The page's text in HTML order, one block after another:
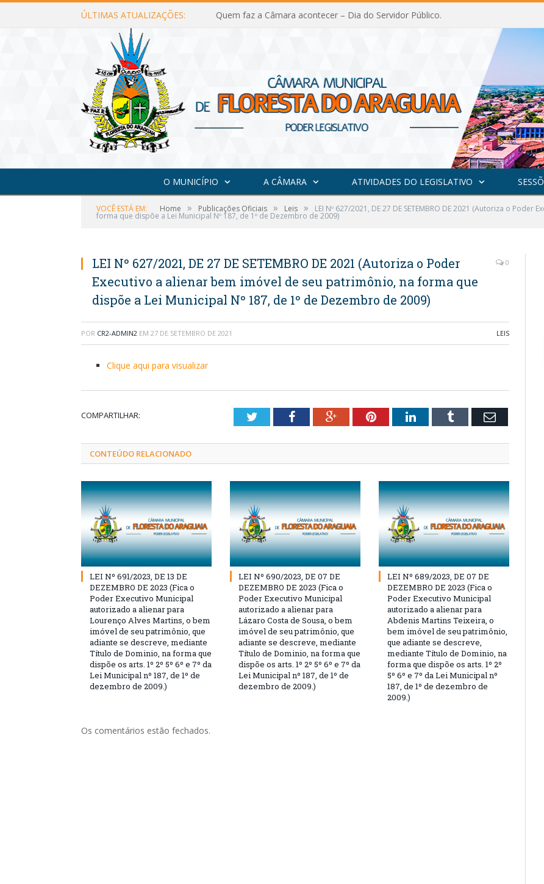
ÚLTIMAS ATUALIZAÇÕES: Quem faz a Câmara acontecer – Dia do Servidor Público.
O MUNICÍPIO A CÂMARA ATIVIDADES DO LEGISLATIVO
VOCÊ ESTÁ EM: Home » Publicações Oficiais » Leis » LEI Nº 627/2021, DE 27 DE SETEMBRO DE 2021 (Autoriza o
forma que dispõe a Lei Municipal Nº 187, de 1º de Dezembro de 2009)
LEI Nº 627/2021, DE 27 DE SETEMBRO DE 2021 (Autoriza o Poder
Executivo a alienar bem imóvel de seu patrimônio, na forma que
dispõe a Lei Municipal Nº 187, de 1º de Dezembro de 2009)
0
POR CR2-ADMIN2 EM 27 DE SETEMBRO DE 2021 LEIS
Clique aqui para visualizar
COMPARTILHAR: TwitterFacebookGoogle+PinterestLinkedInTumblr Email
CONTEÚDO RELACIONADO
LEI Nº 691/2023, DE 13 DE
DEZEMBRO DE 2023 (Fica o
Poder Executivo Municipal
autorizado a alienar para
Lourenço Alves Martins, o bem
imóvel de seu patrimônio, que
adiante se descreve, mediante
Título de Dominio, na forma que
dispõe os arts. 1º 2º 5º 6º e 7º da
Lei Municipal nº 187, de 1º de
dezembro de 2009.)
LEI Nº 690/2023, DE 07 DE
DEZEMBRO DE 2023 (Fica o
Poder Executivo Municipal
autorizado a alienar para
Lázaro Costa de Sousa, o bem
imóvel de seu patrimônio, que
adiante se descreve, mediante
Título de Dominio, na forma que
dispõe os arts. 1º 2º 5º 6º e 7º da
Lei Municipal nº 187, de 1º de
dezembro de 2009.)
LEI Nº 689/2023, DE 07 DE
DEZEMBRO DE 2023 (Fica o
Poder Executivo Municipal
autorizado a alienar para
Abdenis Martins Teixeira, o
bem imóvel de seu patrimônio,
que adiante se descreve,
mediante Título de Dominio, na
forma que dispõe os arts. 1º 2º
5º 6º e 7º da Lei Municipal nº
187, de 1º de dezembro de
2009.)
Os comentários estão fechados.